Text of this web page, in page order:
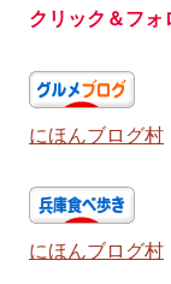
クリック＆フォ
にほんブログ村
にほんブログ村